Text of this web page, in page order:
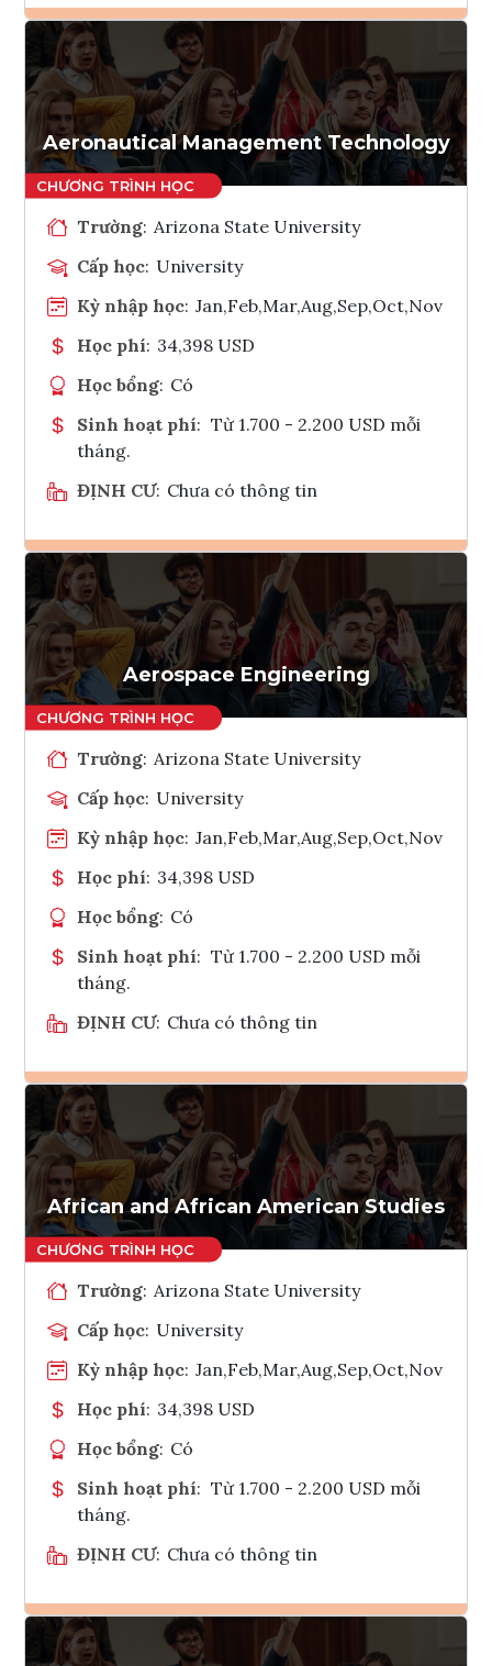
Ghi danh
Tham vấn Interlink
Aeronautical Management Technology
Trường: Arizona State University
Cấp học: University
Kỳ nhập học: Jan,Feb,Mar,Aug,Sep,Oct,Nov
Học phí: 34,398 USD
Học bổng: Có
Sinh hoạt phí: Từ 1.700 - 2.200 USD mỗi
tháng.
ĐỊNH CƯ: Chưa có thông tin
Ghi danh
Tham vấn Interlink
Aerospace Engineering
Trường: Arizona State University
Cấp học: University
Kỳ nhập học: Jan,Feb,Mar,Aug,Sep,Oct,Nov
Học phí: 34,398 USD
Học bổng: Có
Sinh hoạt phí: Từ 1.700 - 2.200 USD mỗi
tháng.
ĐỊNH CƯ: Chưa có thông tin
Ghi danh
Tham vấn Interlink
African and African American Studies
Trường: Arizona State University
Cấp học: University
Kỳ nhập học: Jan,Feb,Mar,Aug,Sep,Oct,Nov
Học phí: 34,398 USD
Học bổng: Có
Sinh hoạt phí: Từ 1.700 - 2.200 USD mỗi
tháng.
ĐỊNH CƯ: Chưa có thông tin
Ghi danh